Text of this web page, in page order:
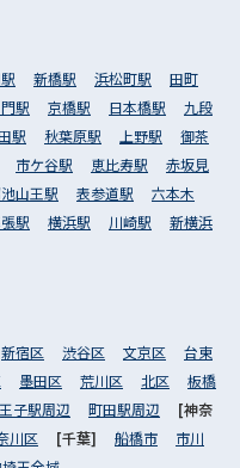
新橋駅 浜松町駅
田町
駅 京橋駅 日本橋駅
九段
駅 秋葉原駅 上野駅
御茶
市ケ谷駅 恵比寿駅
赤坂見
山王駅 表参道駅
六本木
駅 横浜駅 川崎駅
新横浜
新宿区 渋谷区 文京区
台東
墨田区 荒川区 北区
板橋
子駅周辺 町田駅周辺
[神奈
川区 [千葉] 船橋市
市川